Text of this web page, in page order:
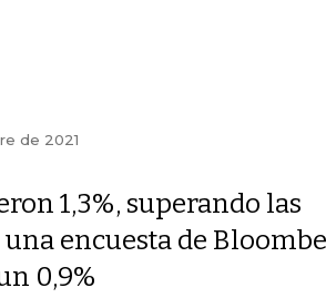
de 2021
1,3%, superando las
encuesta de
0,9%